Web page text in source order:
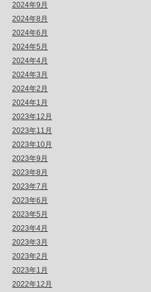
2024年9月
2024年8月
2024年6月
2024年5月
2024年4月
2024年3月
2024年2月
2024年1月
2023年12月
2023年11月
2023年10月
2023年9月
2023年8月
2023年7月
2023年6月
2023年5月
2023年4月
2023年3月
2023年2月
2023年1月
2022年12月